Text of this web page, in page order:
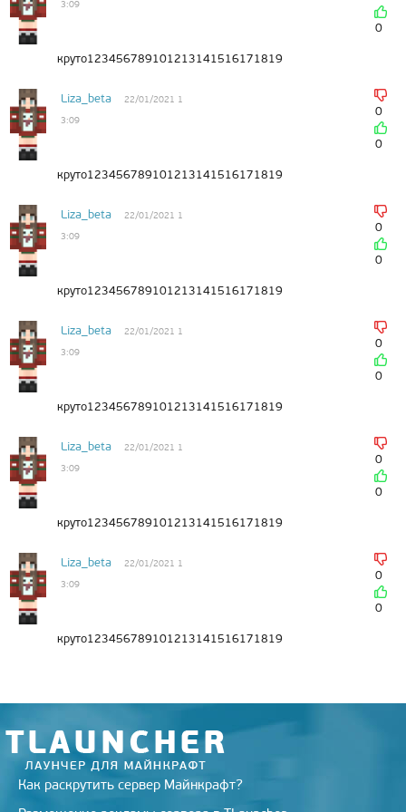
3:09
0
круто123456789101213141516171819
Liza_beta
22/01/2021 1
3:09
0
0
круто123456789101213141516171819
Liza_beta
22/01/2021 1
3:09
0
0
круто123456789101213141516171819
Liza_beta
22/01/2021 1
3:09
0
0
круто123456789101213141516171819
Liza_beta
22/01/2021 1
3:09
0
0
круто123456789101213141516171819
Liza_beta
22/01/2021 1
3:09
0
0
круто123456789101213141516171819
Как раскрутить сервер Майнкрафт?